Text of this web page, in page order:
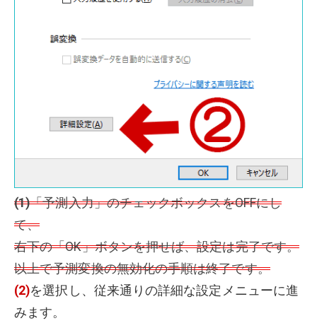
(1)「予測入力」のチェックボックスをOFFにし
て、
右下の「OK」ボタンを押せば、設定は完了です。
以上で予測変換の無効化の手順は終了です。
(2)を選択し、従来通りの詳細な設定メニューに進
みます。